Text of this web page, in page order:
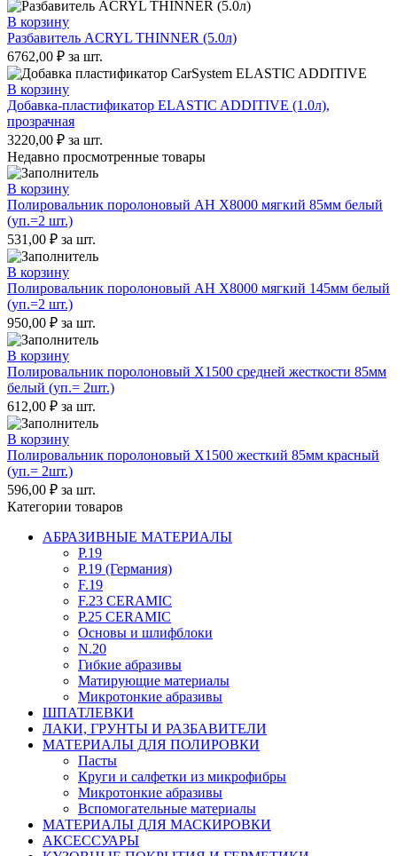
В корзину
Разбавитель ACRYL THINNER (5.0л)
6762,00 ₽ за шт.
В корзину
Добавка-пластификатор ELASTIC ADDITIVE (1.0л),
прозрачная
3220,00 ₽ за шт.
Недавно просмотренные товары
В корзину
Полировальник поролоновый AH X8000 мягкий 85мм белый
(уп.=2 шт.)
531,00 ₽ за шт.
В корзину
Полировальник поролоновый AH X8000 мягкий 145мм белый
(уп.=2 шт.)
950,00 ₽ за шт.
В корзину
Полировальник поролоновый X1500 средней жесткости 85мм
белый (уп.= 2шт.)
612,00 ₽ за шт.
В корзину
Полировальник поролоновый X1500 жесткий 85мм красный
(уп.= 2шт.)
596,00 ₽ за шт.
Категории товаров
АБРАЗИВНЫЕ МАТЕРИАЛЫ
P.19
P.19 (Германия)
F.19
F.23 CERAMIC
P.25 CERAMIC
Основы и шлифблоки
N.20
Гибкие абразивы
Матирующие материалы
Микротонкие абразивы
ШПАТЛЕВКИ
ЛАКИ, ГРУНТЫ И РАЗБАВИТЕЛИ
МАТЕРИАЛЫ ДЛЯ ПОЛИРОВКИ
Пасты
Круги и салфетки из микрофибры
Микротонкие абразивы
Вспомогательные материалы
МАТЕРИАЛЫ ДЛЯ МАСКИРОВКИ
АКСЕССУАРЫ